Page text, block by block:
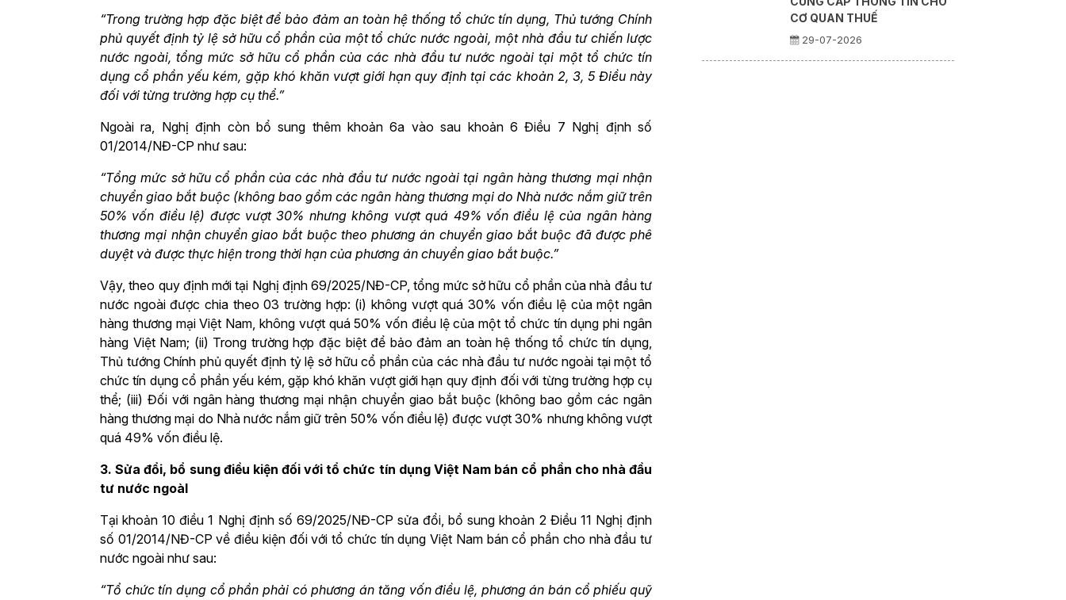
“Trong trường hợp đặc biệt để bảo đảm an toàn hệ thống tổ chức tín dụng, Thủ tướng Chính
phủ quyết định tỷ lệ sở hữu cổ phần của một tổ chức nước ngoài, một nhà đầu tư chiến lược
nước ngoài, tổng mức sở hữu cổ phần của các nhà đầu tư nước ngoài tại một tổ chức tín
dụng cổ phần yếu kém, gặp khó khăn vượt giới hạn quy định tại các khoản 2, 3, 5 Điều này
đối với từng trường hợp cụ thể.”
Ngoài ra, Nghị định còn bổ sung thêm khoản 6a vào sau khoản 6 Điều 7 Nghị định số
01/2014/NĐ-CP như sau:
“Tổng mức sở hữu cổ phần của các nhà đầu tư nước ngoài tại ngân hàng thương mại nhận
chuyển giao bắt buộc (không bao gồm các ngân hàng thương mại do Nhà nước nắm giữ trên
50% vốn điều lệ) được vượt 30% nhưng không vượt quá 49% vốn điều lệ của ngân hàng
thương mại nhận chuyển giao bắt buộc theo phương án chuyển giao bắt buộc đã được phê
duyệt và được thực hiện trong thời hạn của phương án chuyển giao bắt buộc.”
Vậy, theo quy định mới tại Nghị định 69/2025/NĐ-CP, tổng mức sở hữu cổ phần của nhà đầu tư
nước ngoài được chia theo 03 trường hợp: (i) không vượt quá 30% vốn điều lệ của một ngân
hàng thương mại Việt Nam, không vượt quá 50% vốn điều lệ của một tổ chức tín dụng phi ngân
hàng Việt Nam; (ii) Trong trường hợp đặc biệt để bảo đảm an toàn hệ thống tổ chức tín dụng,
Thủ tướng Chính phủ quyết định tỷ lệ sở hữu cổ phần của các nhà đầu tư nước ngoài tại một tổ
chức tín dụng cổ phần yếu kém, gặp khó khăn vượt giới hạn quy định đối với từng trường hợp cụ
thể; (iii) Đối với ngân hàng thương mại nhận chuyển giao bắt buộc (không bao gồm các ngân
hàng thương mại do Nhà nước nắm giữ trên 50% vốn điều lệ) được vượt 30% nhưng không vượt
quá 49% vốn điều lệ.
3. Sửa đổi, bổ sung điều kiện đối với tổ chức tín dụng Việt Nam bán cổ phần cho nhà đầu
tư nước ngoàI
Tại khoản 10 điều 1 Nghị định số 69/2025/NĐ-CP sửa đổi, bổ sung khoản 2 Điều 11 Nghị định
số 01/2014/NĐ-CP về điều kiện đối với tổ chức tín dụng Việt Nam bán cổ phần cho nhà đầu tư
nước ngoài như sau:
“Tổ chức tín dụng cổ phần phải có phương án tăng vốn điều lệ, phương án bán cổ phiếu quỹ
CƠ QUAN THUẾ
29-07-2026